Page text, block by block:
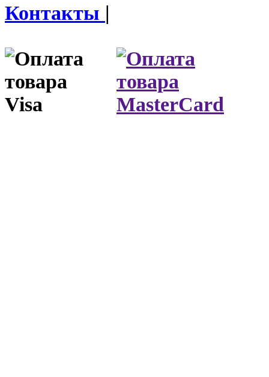
Контакты |